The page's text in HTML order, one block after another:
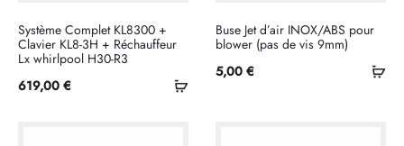
Ajouter
Système Complet KL8300 +
Clavier KL8-3H + Réchauffeur
Lx whirlpool H30-R3
619,00 €
Buse Jet d’air INOX/ABS pour
blower (pas de vis 9mm)
5,00 €